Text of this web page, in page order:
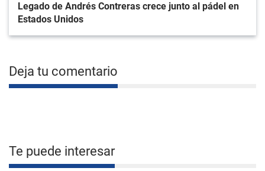
Legado de Andrés Contreras crece junto al pádel en
Estados Unidos
Deja tu comentario
Te puede interesar